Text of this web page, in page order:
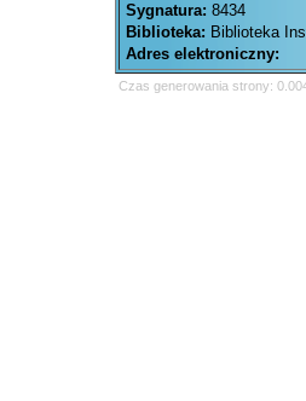
Sygnatura: 8434
Biblioteka: Biblioteka
Adres elektroniczny:
Czas generowania strony: